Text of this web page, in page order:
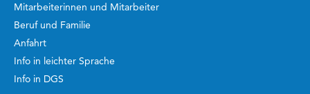
Mitarbeiterinnen und Mitarbeiter
Beruf und Familie
Anfahrt
Info in leichter Sprache
Info in DGS